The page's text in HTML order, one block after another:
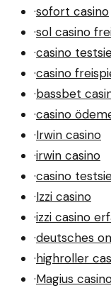
·sofort casino
·sol casino
·casino
·casino
·bassbet
·casino
·Irwin casino
·irwin casino
·casino
·Izzi casino
·izzi casino
·deutsches
·highroller
·Magius